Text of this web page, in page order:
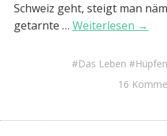
Schweiz geht, steigt man
getarnte … Weiterlesen →
Das Leben Hüpfen
16